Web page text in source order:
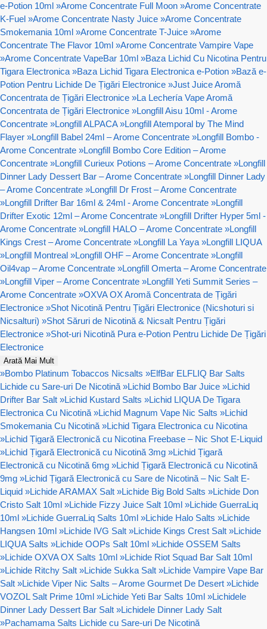
e-Potion 10ml »Arome Concentrate Full Moon »Arome Concentrate
K-Fuel »Arome Concentrate Nasty Juice »Arome Concentrate
Smokemania 10ml »Arome Concentrate T-Juice »Arome
Concentrate The Flavor 10ml »Arome Concentrate Vampire Vape
»Arome Concentrate VapeBar 10ml »Baza Lichid Cu Nicotina Pentru
Tigara Electronica »Baza Lichid Tigara Electronica e-Potion »Bază e-
Potion Pentru Lichide De Țigări Electronice »Just Juice Aromă
Concentrata de Țigări Electronice »La Lechería Vape Aromă
Concentrata de Țigări Electronice »Longfill Aisu 10ml - Arome
Concentrate »Longfill ALPACA »Longfill Atemporal by The Mind
Flayer »Longfill Babel 24ml – Arome Concentrate »Longfill Bombo -
Arome Concentrate »Longfill Bombo Core Edition – Arome
Concentrate »Longfill Curieux Potions – Arome Concentrate »Longfill
Dinner Lady Dessert Bar – Arome Concentrate »Longfill Dinner Lady
– Arome Concentrate »Longfill Dr Frost – Arome Concentrate
»Longfill Drifter Bar 16ml & 24ml - Arome Concentrate »Longfill
Drifter Exotic 12ml – Arome Concentrate »Longfill Drifter Hyper 5ml -
Arome Concentrate »Longfill HALO – Arome Concentrate »Longfill
Kings Crest – Arome Concentrate »Longfill La Yaya »Longfill LIQUA
»Longfill Montreal »Longfill OHF – Arome Concentrate »Longfill
Oil4vap – Arome Concentrate »Longfill Omerta – Arome Concentrate
»Longfill Viper – Arome Concentrate »Longfill Yeti Summit Series –
Arome Concentrate »OXVA OX Aromă Concentrata de Țigări
Electronice »Shot Nicotină Pentru Țigări Electronice (Nicshoturi si
Nicsalturi) »Shot Săruri de Nicotină & Nicsalt Pentru Țigări
Electronice »Shot-uri Nicotină Pura e-Potion Pentru Lichide De Țigări
Electronice
Arată Mai Mult
»Bombo Platinum Tobaccos Nicsalts »ElfBar ELFLIQ Bar Salts
Lichide cu Sare-uri De Nicotină »Lichid Bombo Bar Juice »Lichid
Drifter Bar Salt »Lichid Kustard Salts »Lichid LIQUA De Tigara
Electronica Cu Nicotină »Lichid Magnum Vape Nic Salts »Lichid
Smokemania Cu Nicotină »Lichid Tigara Electronica cu Nicotina
»Lichid Țigară Electronică cu Nicotina Freebase – Nic Shot E-Liquid
»Lichid Țigară Electronică cu Nicotină 3mg »Lichid Țigară
Electronică cu Nicotină 6mg »Lichid Țigară Electronică cu Nicotină
9mg »Lichid Țigară Electronică cu Sare de Nicotină – Nic Salt E-
Liquid »Lichide ARAMAX Salt »Lichide Big Bold Salts »Lichide Don
Cristo Salt 10ml »Lichide Fizzy Juice Salt 10ml »Lichide GuerraLiq
10ml »Lichide GuerraLiq Salts 10ml »Lichide Halo Salts »Lichide
Hangsen 10ml »Lichide IVG Salt »Lichide Kings Crest Salt »Lichide
LIQUA Salts »Lichide OOPs Salt 10ml »Lichide OSSEM Salts
»Lichide OXVA OX Salts 10ml »Lichide Riot Squad Bar Salt 10ml
»Lichide Ritchy Salt »Lichide Sukka Salt »Lichide Vampire Vape Bar
Salt »Lichide Viper Nic Salts – Arome Gourmet De Desert »Lichide
VOZOL Salt Prime 10ml »Lichide Yeti Bar Salts 10ml »Lichidele
Dinner Lady Dessert Bar Salt »Lichidele Dinner Lady Salt
»Pachamama Salts Lichide cu Sare-uri De Nicotină